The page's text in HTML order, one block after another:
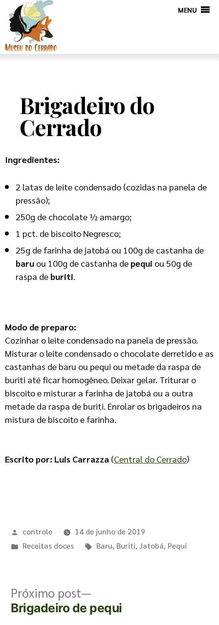
MENU
Brigadeiro do
Cerrado
Ingredientes:
2 latas de leite condensado (cozidas na panela de
pressão);
250g de chocolate ½ amargo;
1 pct. de biscoito Negresco;
25g de farinha de jatobá ou 100g de castanha de
baru ou 100g de castanha de pequi ou 50g de
raspa de buriti.
Modo de preparo:
Cozinhar o leite condensado na panela de pressão.
Misturar o leite condensado o chocolate derretido e as
castanhas de baru ou pequi ou metade da raspa de
buriti até ficar homogêneo. Deixar gelar. Triturar o
biscoito e misturar a farinha de jatobá ou a outra
metade da raspa de buriti. Enrolar os brigadeiros na
mistura de biscoito e farinha.
Escrito por: Luis Carrazza (Central do Cerrado)
controle
14 de junho de 2019
Receitas doces
Baru, Buriti, Jatobá, Pequi
Próximo post
Brigadeiro de pequi